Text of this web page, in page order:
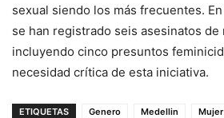
sexual siendo los más frecuentes.
se han registrado seis asesinatos
incluyendo cinco presuntos
necesidad crítica de esta iniciativa.
ETIQUETAS Genero Medellin Mujer